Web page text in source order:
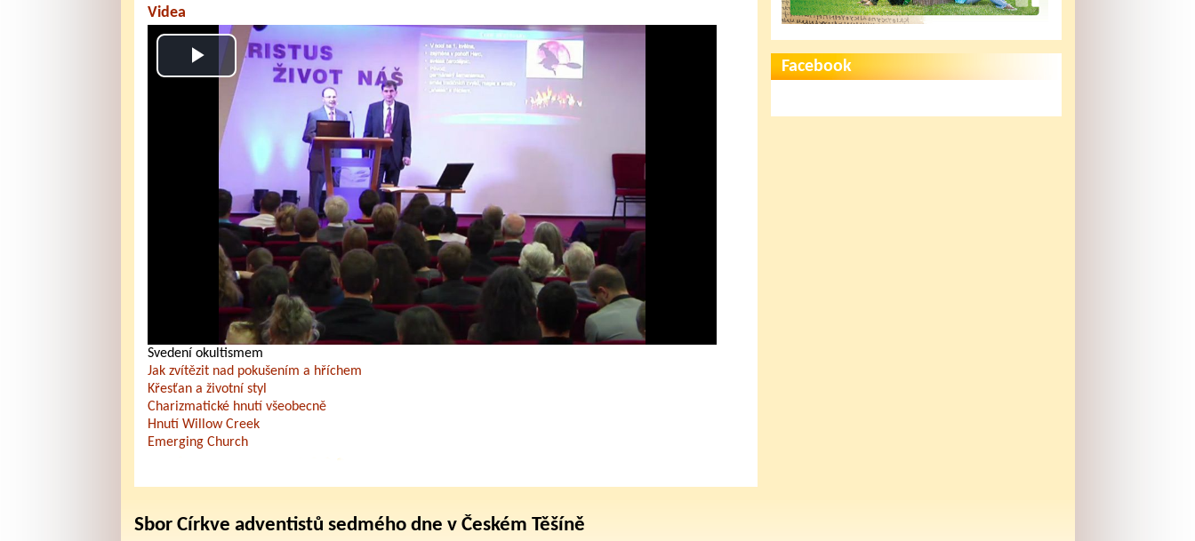
Videa
Play
Video
Svedení okultismem
Jak zvítězit nad pokušením a hříchem
Křesťan a životní styl
Charizmatické hnutí všeobecně
Hnutí Willow Creek
Emerging Church
Facebook
Sbor Církve adventistů sedmého dne v Českém Těšíně